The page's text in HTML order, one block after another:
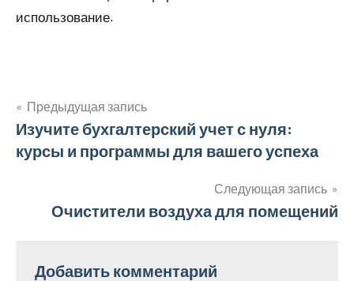
использование.
Навигация
по
Предыдущая запись
Изучите бухгалтерский учет с нуля:
курсы и программы для вашего успеха
Следующая запись
Очистители воздуха для помещений
Добавить комментарий